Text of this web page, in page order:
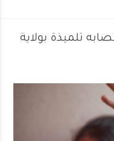
تلميذة بولاية